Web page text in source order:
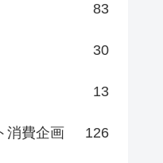
83
30
13
消費企画 126